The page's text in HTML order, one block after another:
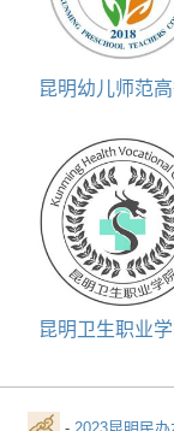
昆明幼儿师范
多少
昆明卫生职业